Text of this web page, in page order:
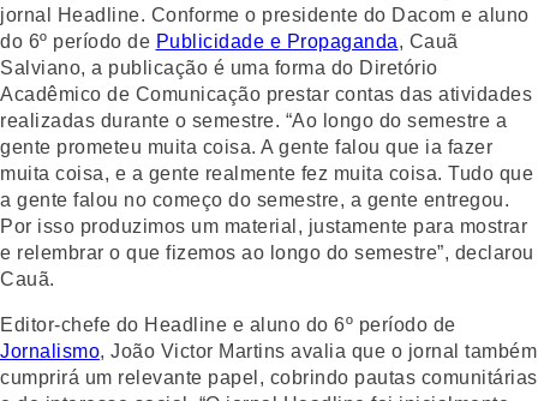
jornal Headline. Conforme o presidente do Dacom e aluno
do 6º período de Publicidade e Propaganda, Cauã
Salviano, a publicação é uma forma do Diretório
Acadêmico de Comunicação prestar contas das atividades
realizadas durante o semestre. “Ao longo do semestre a
gente prometeu muita coisa. A gente falou que ia fazer
muita coisa, e a gente realmente fez muita coisa. Tudo que
a gente falou no começo do semestre, a gente entregou.
Por isso produzimos um material, justamente para mostrar
e relembrar o que fizemos ao longo do semestre”, declarou
Cauã.
Editor-chefe do Headline e aluno do 6º período de
Jornalismo, João Victor Martins avalia que o jornal também
cumprirá um relevante papel, cobrindo pautas comunitárias